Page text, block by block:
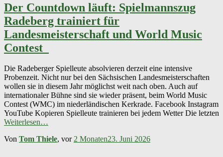
Der Countdown läuft: Spielmannszug
Radeberg trainiert für
Landesmeisterschaft und World Music
Contest
Die Radeberger Spielleute absolvieren derzeit eine intensive
Probenzeit. Nicht nur bei den Sächsischen Landesmeisterschaften
wollen sie in diesem Jahr möglichst weit nach oben. Auch auf
internationaler Bühne sind sie wieder präsent, beim World Music
Contest (WMC) im niederländischen Kerkrade. Facebook Instagram
YouTube Kopieren Spielleute trainieren bei jedem Wetter Die letzten
Weiterlesen…
Von Tom Thiele, vor2 Monaten23. Juni 2026